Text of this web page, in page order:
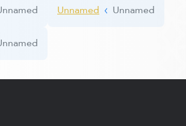
Unnamed
Unnamed